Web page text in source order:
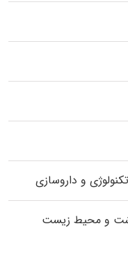
و داروسازی
و محیط زیست